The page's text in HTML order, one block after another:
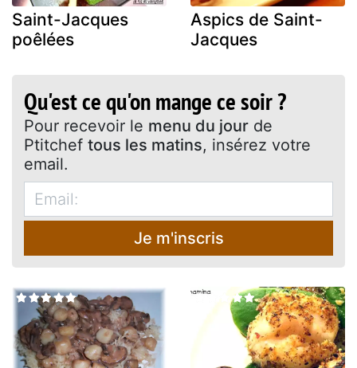
Saint-Jacques
poêlées
Aspics de Saint-
Jacques
Qu'est ce qu'on mange ce soir ?
Pour recevoir le menu du jour de
Ptitchef tous les matins, insérez votre
email.
Je m'inscris